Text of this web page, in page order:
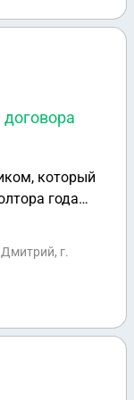
который
года
с
договор
условиях на
(менее
г.